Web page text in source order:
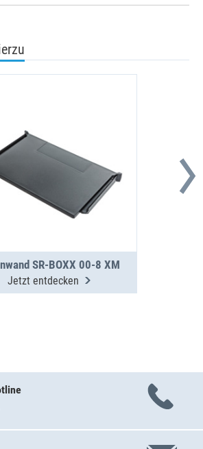
SR-BOXX 00-8 XM
Jetzt entdecken